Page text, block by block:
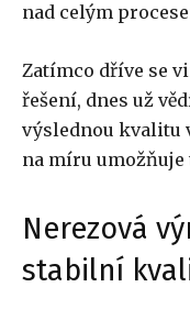
nad celým
Zatímco dříve se
řešení, dnes už
výslednou kvalitu
na míru
Nerezová
stabilní